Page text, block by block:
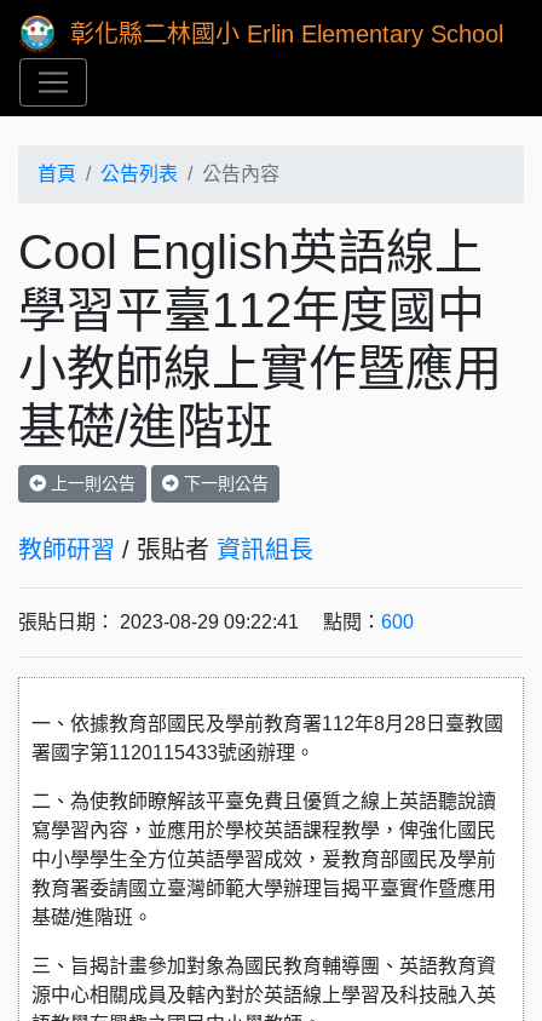
彰化縣二林國小 Erlin Elementary School
首頁 公告列表 公告內容
Cool English英語線上
學習平臺112年度國中
小教師線上實作暨應用
基礎/進階班
上一則公告 下一則公告
教師研習 / 張貼者 資訊組長
張貼日期： 2023-08-29 09:22:41 點閱： 600
一、依據教育部國民及學前教育署112年8月28日臺教國
署國字第1120115433號函辦理。
二、為使教師瞭解該平臺免費且優質之線上英語聽說讀
寫學習內容，並應用於學校英語課程教學，俾強化國民
中小學學生全方位英語學習成效，爰教育部國民及學前
教育署委請國立臺灣師範大學辦理旨揭平臺實作暨應用
基礎/進階班。
三、旨揭計畫參加對象為國民教育輔導團、英語教育資
源中心相關成員及轄內對於英語線上學習及科技融入英